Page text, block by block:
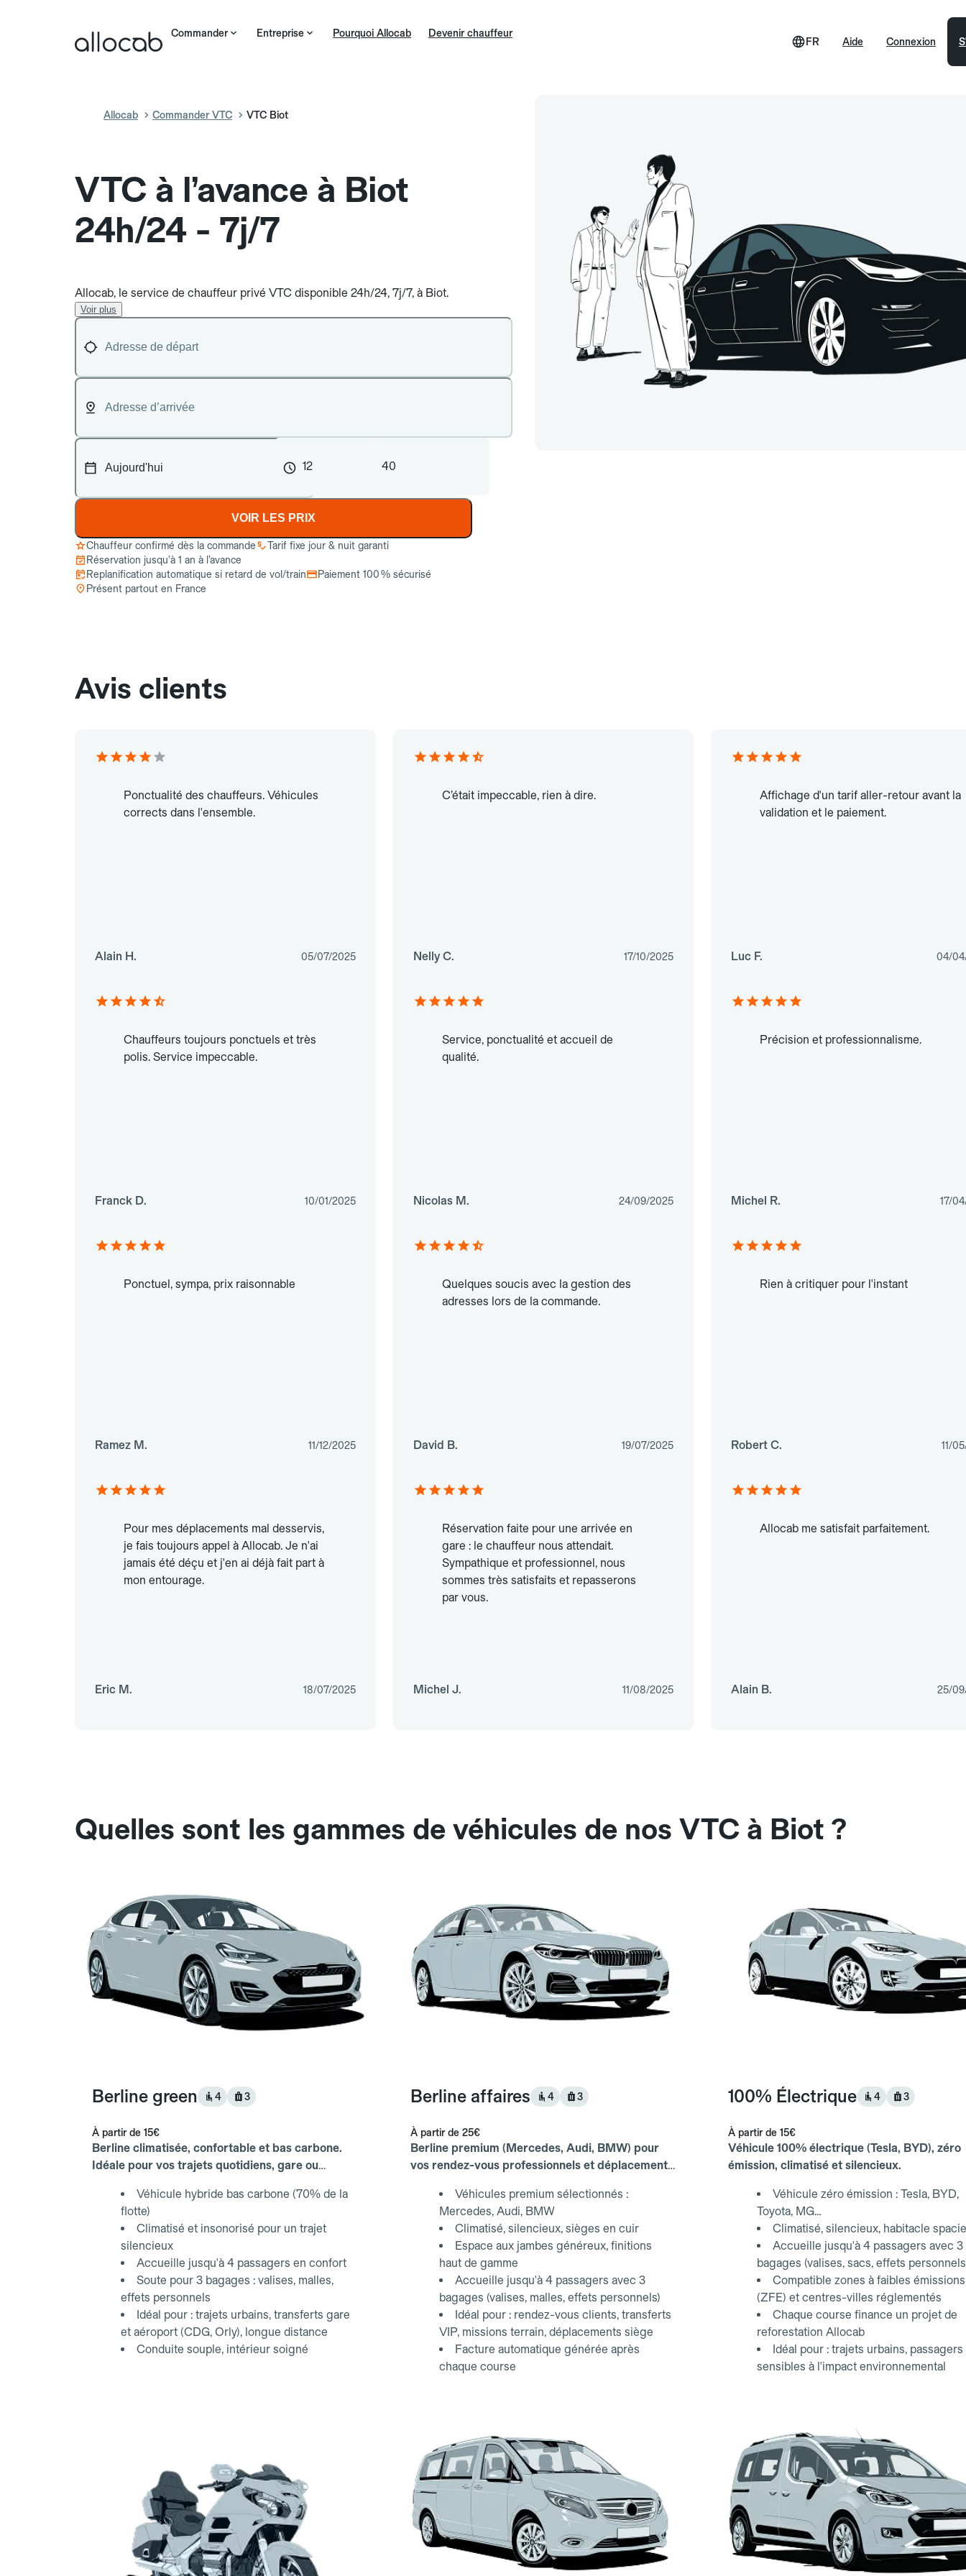
Commander Entreprise Pourquoi Allocab Devenir chauffeur
Aide
FR Connexion
Allocab Commander VTC VTC Biot
VTC à l’avance à Biot
24h/24 - 7j/7
Allocab, le service de chauffeur privé VTC disponible 24h/24, 7j/7, à Biot.
Voir plus
12 40
VOIR LES PRIX
Chauffeur confirmé dès la commande
Tarif fixe jour & nuit garanti
Réservation jusqu’à 1 an à l’avance
Replanification automatique si retard de vol/train
Paiement 100 % sécurisé
Présent partout en France
Avis clients
Ponctualité des chauffeurs. Véhicules
corrects dans l'ensemble.
Alain H. 05/07/2025
C’était impeccable, rien à dire.
Nelly C. 17/10/2025
Affichage d'un tarif aller-retour avant la
validation et le paiement.
Luc F. 04/
Chauffeurs toujours ponctuels et très
polis. Service impeccable.
Franck D. 10/01/2025
Service, ponctualité et accueil de
qualité.
Nicolas M. 24/09/2025
Précision et professionnalisme.
Michel R. 17/
Ponctuel, sympa, prix raisonnable
Ramez M. 11/12/2025
Quelques soucis avec la gestion des
adresses lors de la commande.
David B. 19/07/2025
Rien à critiquer pour l'instant
Robert C. 11/
Pour mes déplacements mal desservis,
je fais toujours appel à Allocab. Je n'ai
jamais été déçu et j'en ai déjà fait part à
mon entourage.
Eric M. 18/07/2025
Réservation faite pour une arrivée en
gare : le chauffeur nous attendait.
Sympathique et professionnel, nous
sommes très satisfaits et repasserons
par vous.
Michel J. 11/08/2025
Allocab me satisfait parfaitement.
Alain B. 25/
Quelles sont les gammes de véhicules de nos VTC à Biot ?
Berline green 4 3
À partir de 15€
Berline climatisée, confortable et bas carbone.
Idéale pour vos trajets quotidiens, gare ou
Véhicule hybride bas carbone (70% de la
flotte)
Climatisé et insonorisé pour un trajet
silencieux
Accueille jusqu'à 4 passagers en confort
Soute pour 3 bagages : valises, malles,
effets personnels
Idéal pour : trajets urbains, transferts gare
et aéroport (CDG, Orly), longue distance
Conduite souple, intérieur soigné
Berline affaires 4 3
À partir de 25€
Berline premium (Mercedes, Audi, BMW) pour
vos rendez-vous professionnels et déplacements
Véhicules premium sélectionnés :
Mercedes, Audi, BMW
Climatisé, silencieux, sièges en cuir
Espace aux jambes généreux, finitions
haut de gamme
Accueille jusqu'à 4 passagers avec 3
bagages (valises, malles, effets personnels)
Idéal pour : rendez-vous clients, transferts
VIP, missions terrain, déplacements siège
Facture automatique générée après
chaque course
100% Électrique 4 3
À partir de 15€
Véhicule 100% électrique (Tesla, BYD), zéro
émission, climatisé et silencieux.
Véhicule zéro émission : Tesla, BYD,
Toyota, MG...
Climatisé, silencieux, habitacle
Accueille jusqu'à 4 passagers avec 3
bagages (valises, sacs, effets
Compatible zones à faibles émissions
(ZFE) et centres-villes réglementés
Chaque course finance un projet de
reforestation Allocab
Idéal pour : trajets urbains, passagers
sensibles à l'impact environnemental